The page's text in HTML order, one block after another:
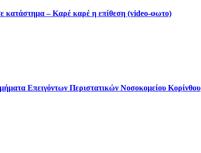
κατάστημα – Καρέ καρέ η επίθεση (video-φωτο)
Επειγόντων Περιστατικών Νοσοκομείου Κορίνθου